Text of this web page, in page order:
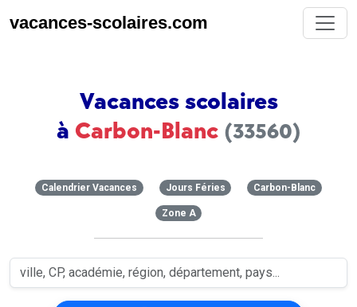
vacances-scolaires.com
Vacances scolaires
à Carbon-Blanc (33560)
Calendrier Vacances Jours Féries Carbon-Blanc
Zone A